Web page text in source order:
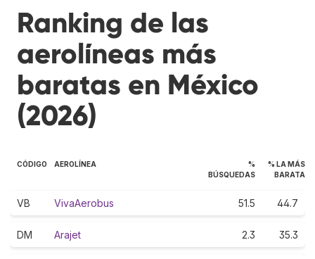
Ranking de las
aerolíneas más
baratas en México
(2026)
CÓDIGO AEROLÍNEA
%
BÚSQUEDAS
% LA MÁS
BARATA
VB VivaAerobus 51.5 44.7
DM Arajet 2.3 35.3